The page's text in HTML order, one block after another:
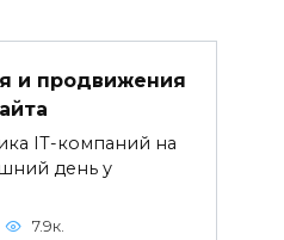
и продвижения
IT-компаний на
день у
7.9к.